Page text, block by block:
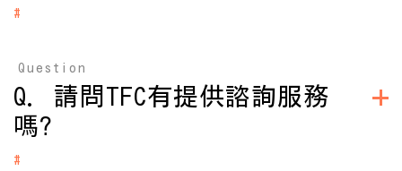
■ 月經週期第3-5天的濾泡促進素（Follicle-stimulating
LH）
■ 泌乳素（Prolactin）
■ 甲狀腺功能檢查：甲狀腺促進激素（Thyroid-stimulating
hormone；TSH）
■超音波檢查
■披衣菌檢查
#
入，即可挑選醫師及選擇掛號時間。
2. 選擇於APP TFC小幫手預約，點選看更多 → 下載TFC小幫
手體驗更順暢的看診服務
Question
Q. 請問TFC有提供諮詢服務
嗎?
#